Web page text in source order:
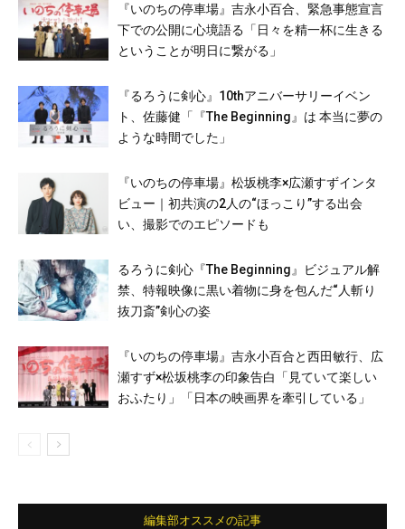
『いのちの停車場』吉永小百合、緊急事態宣言
下での公開に心境語る「日々を精一杯に生きる
ということが明日に繋がる」
『るろうに剣心』10thアニバーサリーイベン
ト、佐藤健「『The Beginning』は 本当に夢の
ような時間でした」
『いのちの停車場』松坂桃李×広瀬すずインタ
ビュー｜初共演の2人の“ほっこり”する出会
い、撮影でのエピソードも
るろうに剣心『The Beginning』ビジュアル解
禁、特報映像に黒い着物に身を包んだ“人斬り
抜刀斎”剣心の姿
『いのちの停車場』吉永小百合と西田敏行、広
瀬すず×松坂桃李の印象告白「見ていて楽しい
おふたり」「日本の映画界を牽引している」
編集部オススメの記事